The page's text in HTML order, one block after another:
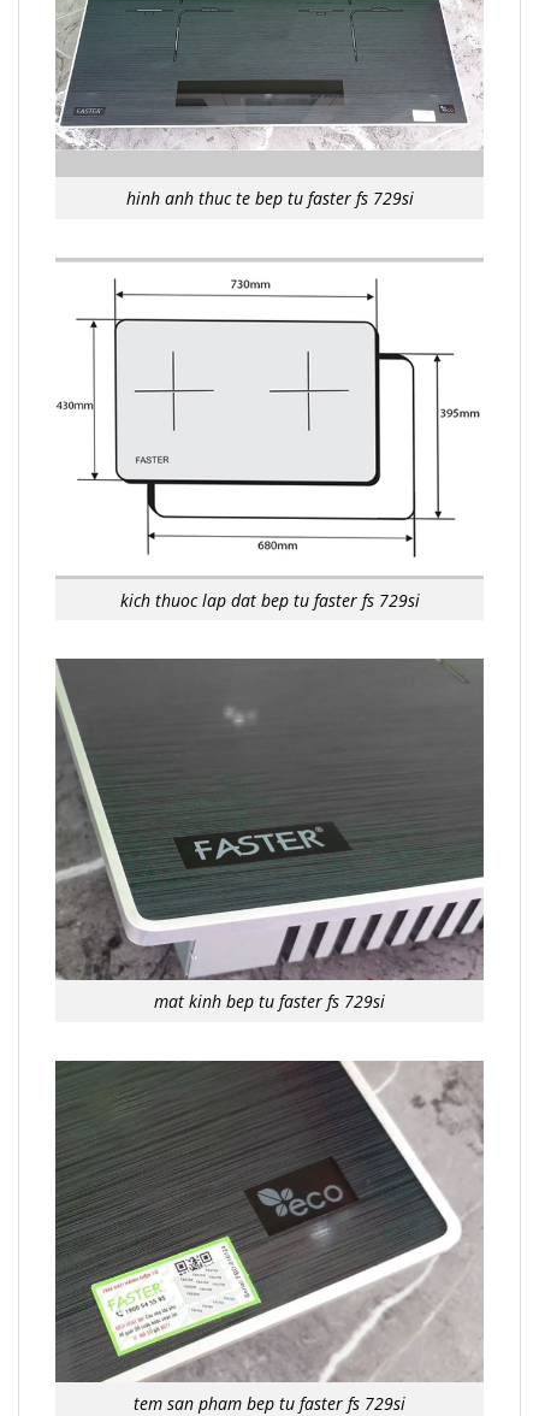
hinh anh thuc te bep tu faster fs 729si
kich thuoc lap dat bep tu faster fs 729si
mat kinh bep tu faster fs 729si
tem san pham bep tu faster fs 729si